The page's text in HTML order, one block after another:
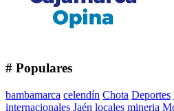
# Populares
bambamarca celendín Chota Deportes
internacionales Jaén locales mineria